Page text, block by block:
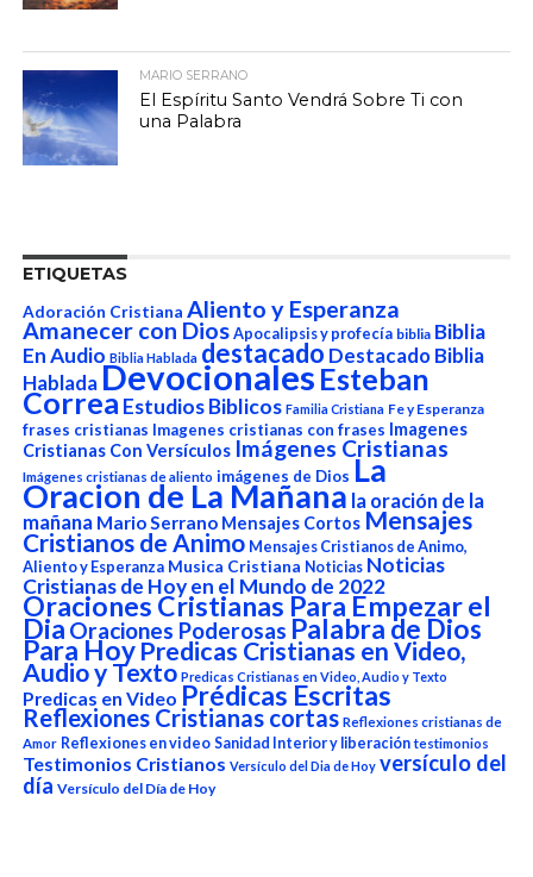
MARIO SERRANO
El Espíritu Santo Vendrá Sobre Ti con
una Palabra
ETIQUETAS
Adoración Cristiana Aliento y Esperanza
Amanecer con Dios Apocalipsis y profecía biblia Biblia
En Audio Biblia Hablada destacado Destacado Biblia
HabladaDevocionalesEsteban
Correa Estudios Biblicos Familia Cristiana Fe y Esperanza
frases cristianas Imagenes cristianas con frases Imagenes
Cristianas Con Versículos Imágenes Cristianas
Imágenes cristianas de aliento imágenes de Dios La
Oracion de La Mañana la oración de la
mañana Mario Serrano Mensajes Cortos Mensajes
Cristianos de Animo Mensajes Cristianos de Animo,
Aliento y Esperanza Musica Cristiana Noticias Noticias
Cristianas de Hoy en el Mundo de 2022
Oraciones Cristianas Para Empezar el
DiaOraciones Poderosas Palabra de Dios
Para Hoy Predicas Cristianas en Video,
Audio y Texto Predicas Cristianas en Video, Audio y Texto
Predicas en Video Prédicas Escritas
Reflexiones Cristianas cortas Reflexiones cristianas de
Amor Reflexiones en video Sanidad Interior y liberación testimonios
Testimonios Cristianos Versículo del Dia de Hoy versículo del
día Versículo del Día de Hoy